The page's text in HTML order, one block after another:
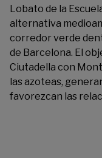
Lobato de la
alternativa
corredor verde
de Barcelona. El
Ciutadella con
las azoteas,
favorezcan las